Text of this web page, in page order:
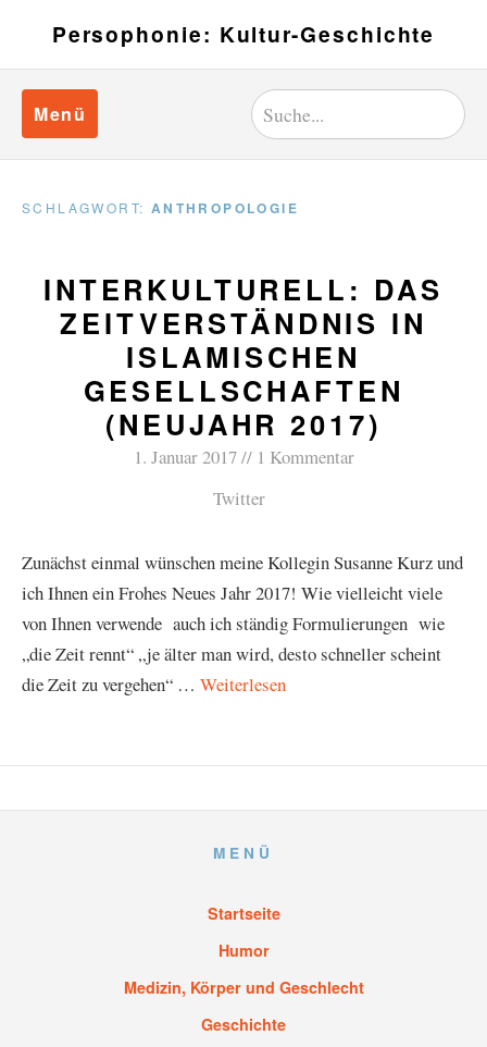
Persophonie: Kultur-Geschichte
Menü
SCHLAGWORT: ANTHROPOLOGIE
INTERKULTURELL: DAS
ZEITVERSTÄNDNIS IN
ISLAMISCHEN
GESELLSCHAFTEN
(NEUJAHR 2017)
1. Januar 2017
1 Kommentar
Twitter
Zunächst einmal wünschen meine Kollegin Susanne Kurz und
ich Ihnen ein Frohes Neues Jahr 2017! Wie vielleicht viele
von Ihnen verwende auch ich ständig Formulierungen wie
„die Zeit rennt“ „je älter man wird, desto schneller scheint
die Zeit zu vergehen“ … Weiterlesen
MENÜ
Startseite
Humor
Medizin, Körper und Geschlecht
Geschichte